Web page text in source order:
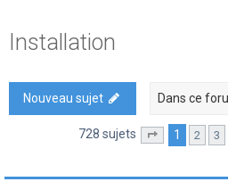
Installation
Nouveau sujet
728 sujets Page sur30
1 2 3